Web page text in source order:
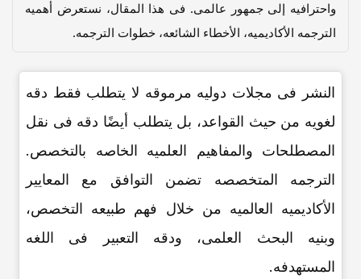
واحترافیه إلى جمهور عالمی. فی هذا المقال، نستعرض أهمیه
الترجمه الأکادیمیه، الأخطاء الشائعه، خطوات الترجمه.
النشر فی مجلات دولیه مرموقه لا یتطلب فقط دقه
لغویه من حیث القواعد، بل یتطلب أیضًا دقه فی نقل
المصطلحات والمفاهیم العلمیه الخاصه بالتخصص.
الترجمه المتخصصه تضمن التوافق مع المعاییر
الأکادیمیه العالمیه من خلال فهم طبیعه التخصص،
وبنیه البحث العلمی، ودقه التعبیر فی اللغه
المستهدفه.